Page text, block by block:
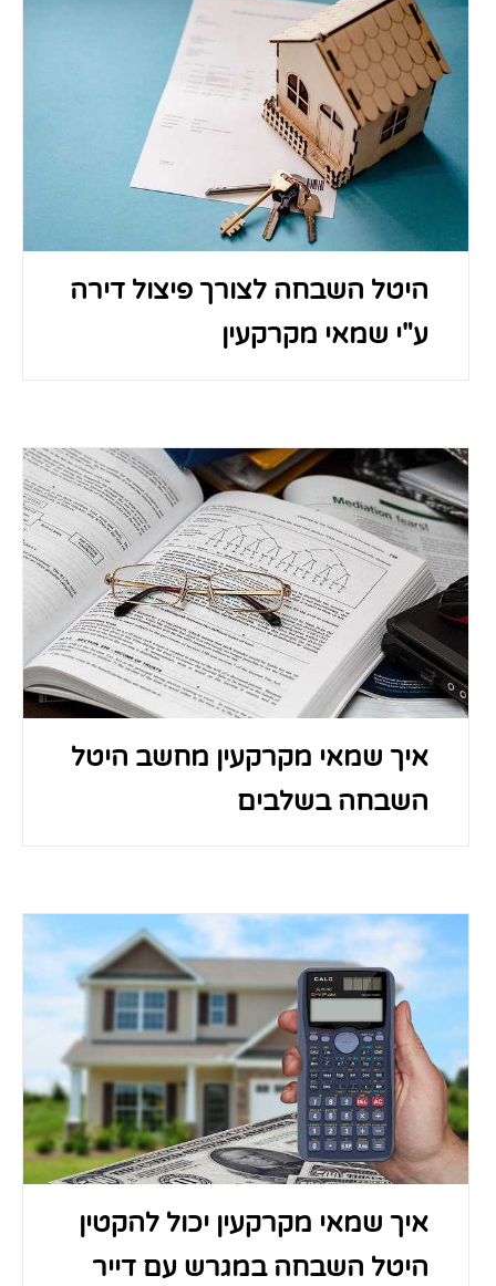
היטל השבחה לצורך פיצול דירה
ע"י שמאי מקרקעין
איך שמאי מקרקעין מחשב היטל
השבחה בשלבים
איך שמאי מקרקעין יכול להקטין
היטל השבחה במגרש עם דייר